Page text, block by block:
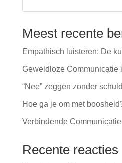
Meest recente
Empathisch luisteren: De
Geweldloze Communicatie
“Nee” zeggen zonder
Hoe ga je om met
Verbindende
Recente reacties